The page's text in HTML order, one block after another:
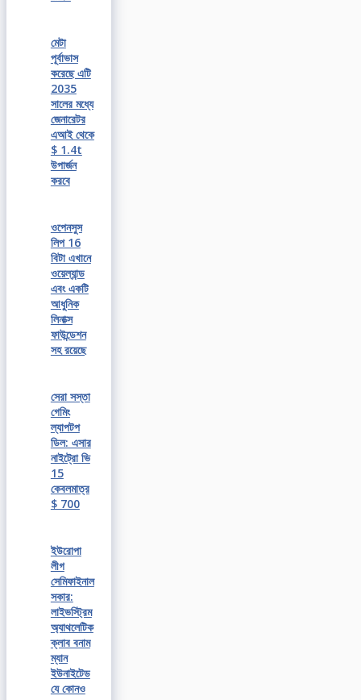
মেটা
পূর্বাভাস
করেছে এটি
2035
সালের মধ্যে
জেনারেটর
এআই থেকে
$ 1.4t
উপার্জন
করবে
ওপেনসুস
লিপ 16
বিটা এখানে
ওয়েল্যান্ড
এবং একটি
আধুনিক
লিনাক্স
ফাউন্ডেশন
সহ রয়েছে
সেরা সস্তা
গেমিং
ল্যাপটপ
ডিল: এসার
নাইট্রো ভি
15
কেবলমাত্র
$ 700
ইউরোপা
লীগ
সেমিফাইনাল
সকার:
লাইভস্ট্রিম
অ্যাথলেটিক
ক্লাব বনাম
ম্যান
ইউনাইটেড
যে কোনও